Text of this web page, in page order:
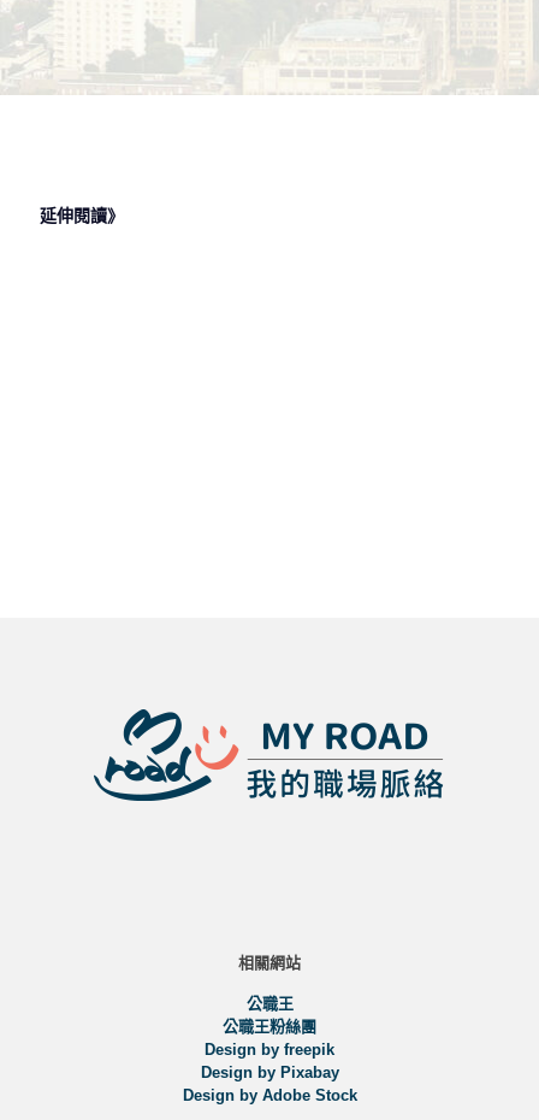
延伸閱讀》
相關網站
公職王
公職王粉絲團
Design by freepik
Design by Pixabay
Design by Adobe Stock